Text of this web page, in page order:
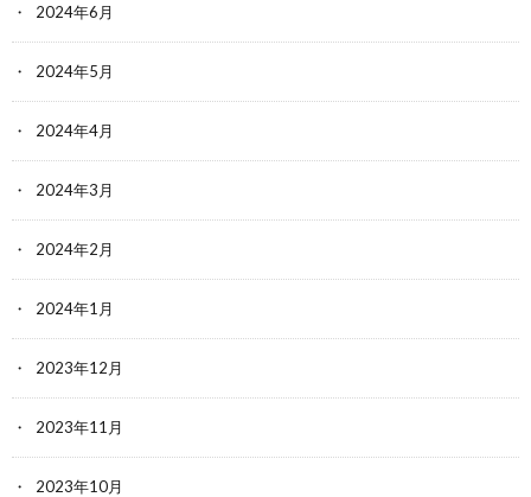
2024年6月
2024年5月
2024年4月
2024年3月
2024年2月
2024年1月
2023年12月
2023年11月
2023年10月